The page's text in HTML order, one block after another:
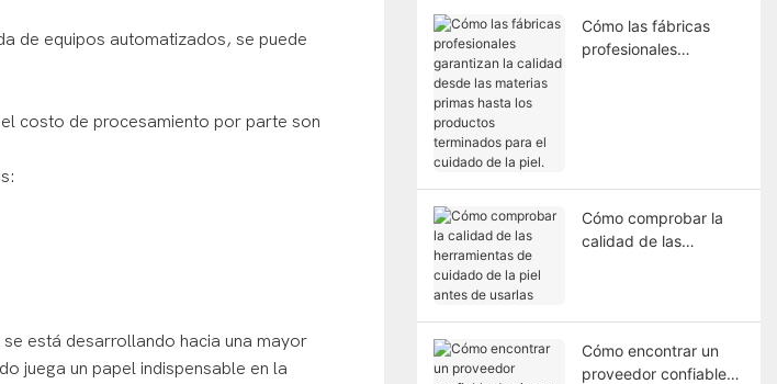
de equipos automatizados, se puede
costo de procesamiento por parte son
está desarrollando hacia una mayor
juega un papel indispensable en la
Cómo las fábricas
profesionales
piel.
Cómo comprobar la
calidad de las
Cómo encontrar un
proveedor confiable